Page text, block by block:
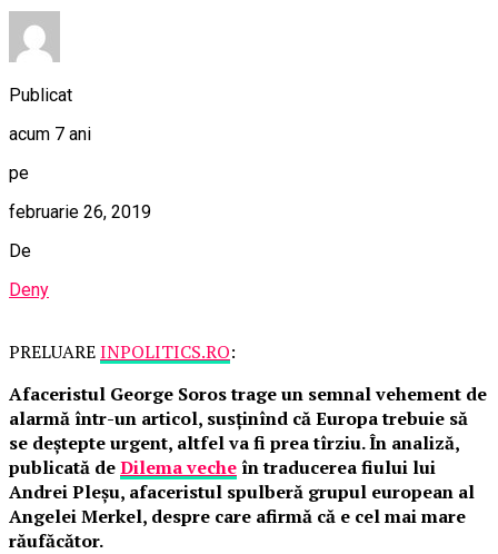
Publicat
acum 7 ani
pe
februarie 26, 2019
De
Deny
PRELUAREINPOLITICS.RO:
Afaceristul George Soros trage un semnal vehement de
alarmă într-un articol, susținînd că Europa trebuie să
se deștepte urgent, altfel va fi prea tîrziu. În analiză,
publicată deDilema veche în traducerea fiului lui
Andrei Pleșu, afaceristul spulberă grupul european al
Angelei Merkel, despre care afirmă că e cel mai mare
răufăcător.